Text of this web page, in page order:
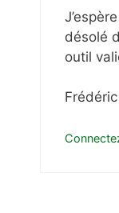
désolé
outil
Frédéric